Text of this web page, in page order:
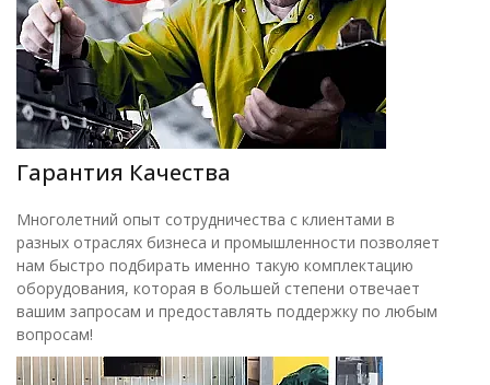
Гарантия Качества
Многолетний опыт сотрудничества с клиентами в
разных отраслях бизнеса и промышленности позволяет
нам быстро подбирать именно такую комплектацию
оборудования, которая в большей степени отвечает
вашим запросам и предоставлять поддержку по любым
вопросам!